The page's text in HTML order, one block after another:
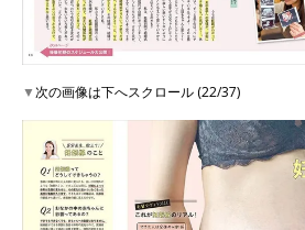
▼次の画像は下へスクロール (22/37)